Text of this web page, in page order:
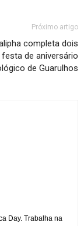
Próximo artigo
completa dois
de aniversário
de Guarulhos
Day. Trabalha na